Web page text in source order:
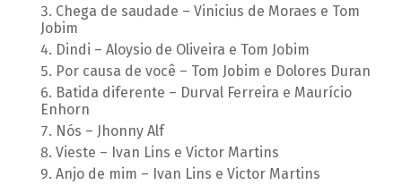
Chega de saudade – Vinicius de Moraes e Tom
Jobim
Dindi – Aloysio de Oliveira e Tom Jobim
Por causa de você – Tom Jobim e Dolores Duran
Batida diferente – Durval Ferreira e Maurício
Enhorn
Nós – Jhonny Alf
Vieste – Ivan Lins e Victor Martins
Anjo de mim – Ivan Lins e Victor Martins